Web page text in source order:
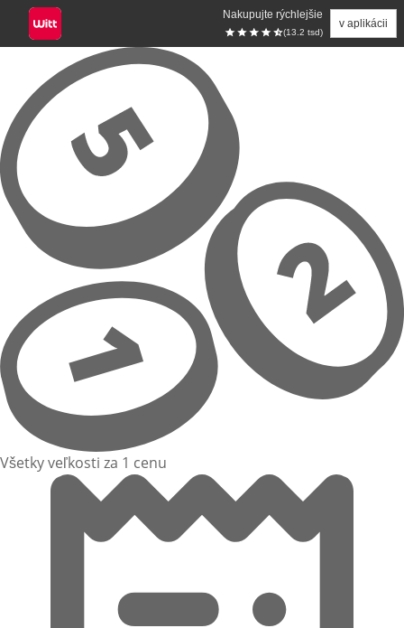
Nakupujte rýchlejšie
(13.2 tsd)
v aplikácii
Prejsť na hlavný obsah
Všetky veľkosti za 1 cenu